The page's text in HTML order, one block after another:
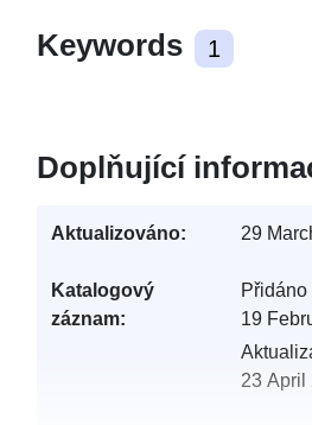
Keywords 1
Doplňující
Aktualizováno: 29
Katalogový
záznam:
Přidáno
19
23 April